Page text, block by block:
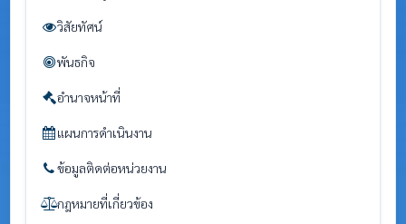
วิสัยทัศน์
พันธกิจ
อำนาจหน้าที่
แผนการดำเนินงาน
ข้อมูลติดต่อหน่วยงาน
กฎหมายที่เกี่ยวข้อง